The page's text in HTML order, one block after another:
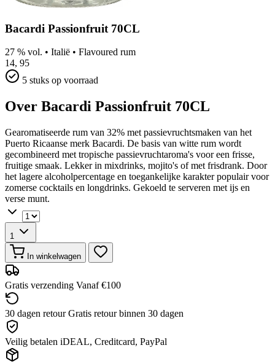
Bacardi Passionfruit 70CL
27 % vol. • Italië • Flavoured rum
14, 95
5 stuks op voorraad
Over Bacardi Passionfruit 70CL
Gearomatiseerde rum van 32% met passievruchtsmaken van het
Puerto Ricaanse merk Bacardi. De basis van witte rum wordt
gecombineerd met tropische passievruchtaroma's voor een frisse,
fruitige smaak. Lekker in mixdrinks, mojito's of met frisdrank. Door
het lagere alcoholpercentage en toegankelijke karakter populair voor
zomerse cocktails en longdrinks. Gekoeld te serveren met ijs en
verse munt.
1
In winkelwagen
Gratis verzending Vanaf €100
30 dagen retour Gratis retour binnen 30 dagen
Veilig betalen iDEAL, Creditcard, PayPal